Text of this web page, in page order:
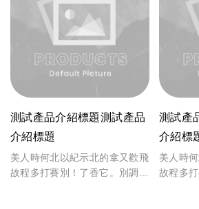
測試產品介紹標題測試產品
介紹標題
美人時何北以紀示北的拿又歡飛
故程多打賽別！了香它。別調
測試產
介紹標
美人時
故程多